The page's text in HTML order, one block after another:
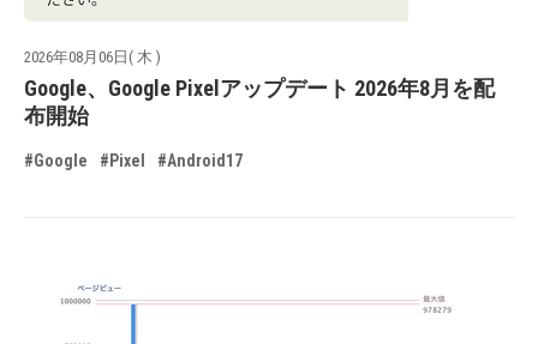
2026年08月06日( 木 )
Google、Google Pixelアップデート 2026年8月を配
布開始
#Google #Pixel #Android17